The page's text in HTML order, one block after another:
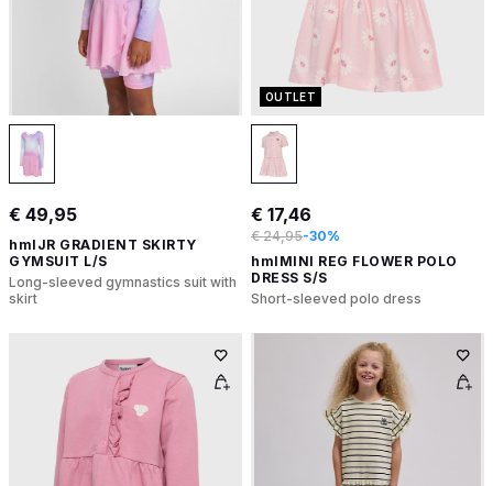
€ 49,95
hmlJR GRADIENT SKIRTY
GYMSUIT L/S
Long-sleeved gymnastics suit with
skirt
OUTLET
€ 17,46
€ 24,95-30%
hmlMINI REG FLOWER POLO
DRESS S/S
Short-sleeved polo dress